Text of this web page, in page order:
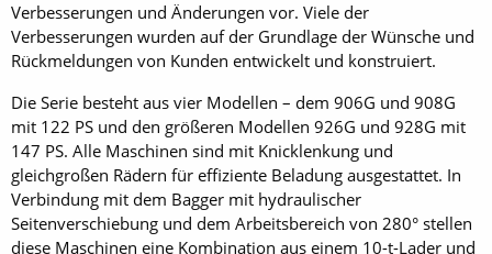
Verbesserungen und Änderungen vor. Viele der
Verbesserungen wurden auf der Grundlage der Wünsche und
Rückmeldungen von Kunden entwickelt und konstruiert.
Die Serie besteht aus vier Modellen – dem 906G und 908G
mit 122 PS und den größeren Modellen 926G und 928G mit
147 PS. Alle Maschinen sind mit Knicklenkung und
gleichgroßen Rädern für effiziente Beladung ausgestattet. In
Verbindung mit dem Bagger mit hydraulischer
Seitenverschiebung und dem Arbeitsbereich von 280° stellen
diese Maschinen eine Kombination aus einem 10-t-Lader und